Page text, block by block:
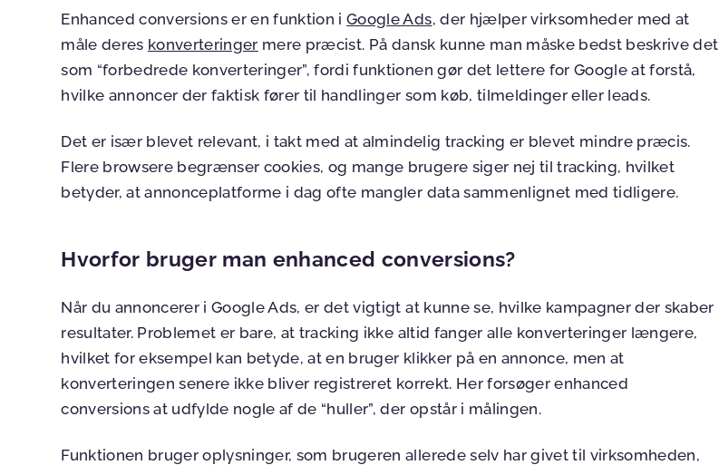
Enhanced conversions er en funktion iGoogle Ads, der hjælper virksomheder med at
måle deres konverteringer mere præcist. På dansk kunne man måske bedst beskrive det
som “forbedrede konverteringer”, fordi funktionen gør det lettere for Google at forstå,
hvilke annoncer der faktisk fører til handlinger som køb, tilmeldinger eller leads.
Det er især blevet relevant, i takt med at almindelig tracking er blevet mindre præcis.
Flere browsere begrænser cookies, og mange brugere siger nej til tracking, hvilket
betyder, at annonceplatforme i dag ofte mangler data sammenlignet med tidligere.
Hvorfor bruger man enhanced conversions?
Når du annoncerer i Google Ads, er det vigtigt at kunne se, hvilke kampagner der skaber
resultater. Problemet er bare, at tracking ikke altid fanger alle konverteringer længere,
hvilket for eksempel kan betyde, at en bruger klikker på en annonce, men at
konverteringen senere ikke bliver registreret korrekt. Her forsøger enhanced
conversions at udfylde nogle af de “huller”, der opstår i målingen.
Funktionen bruger oplysninger, som brugeren allerede selv har givet til virksomheden,